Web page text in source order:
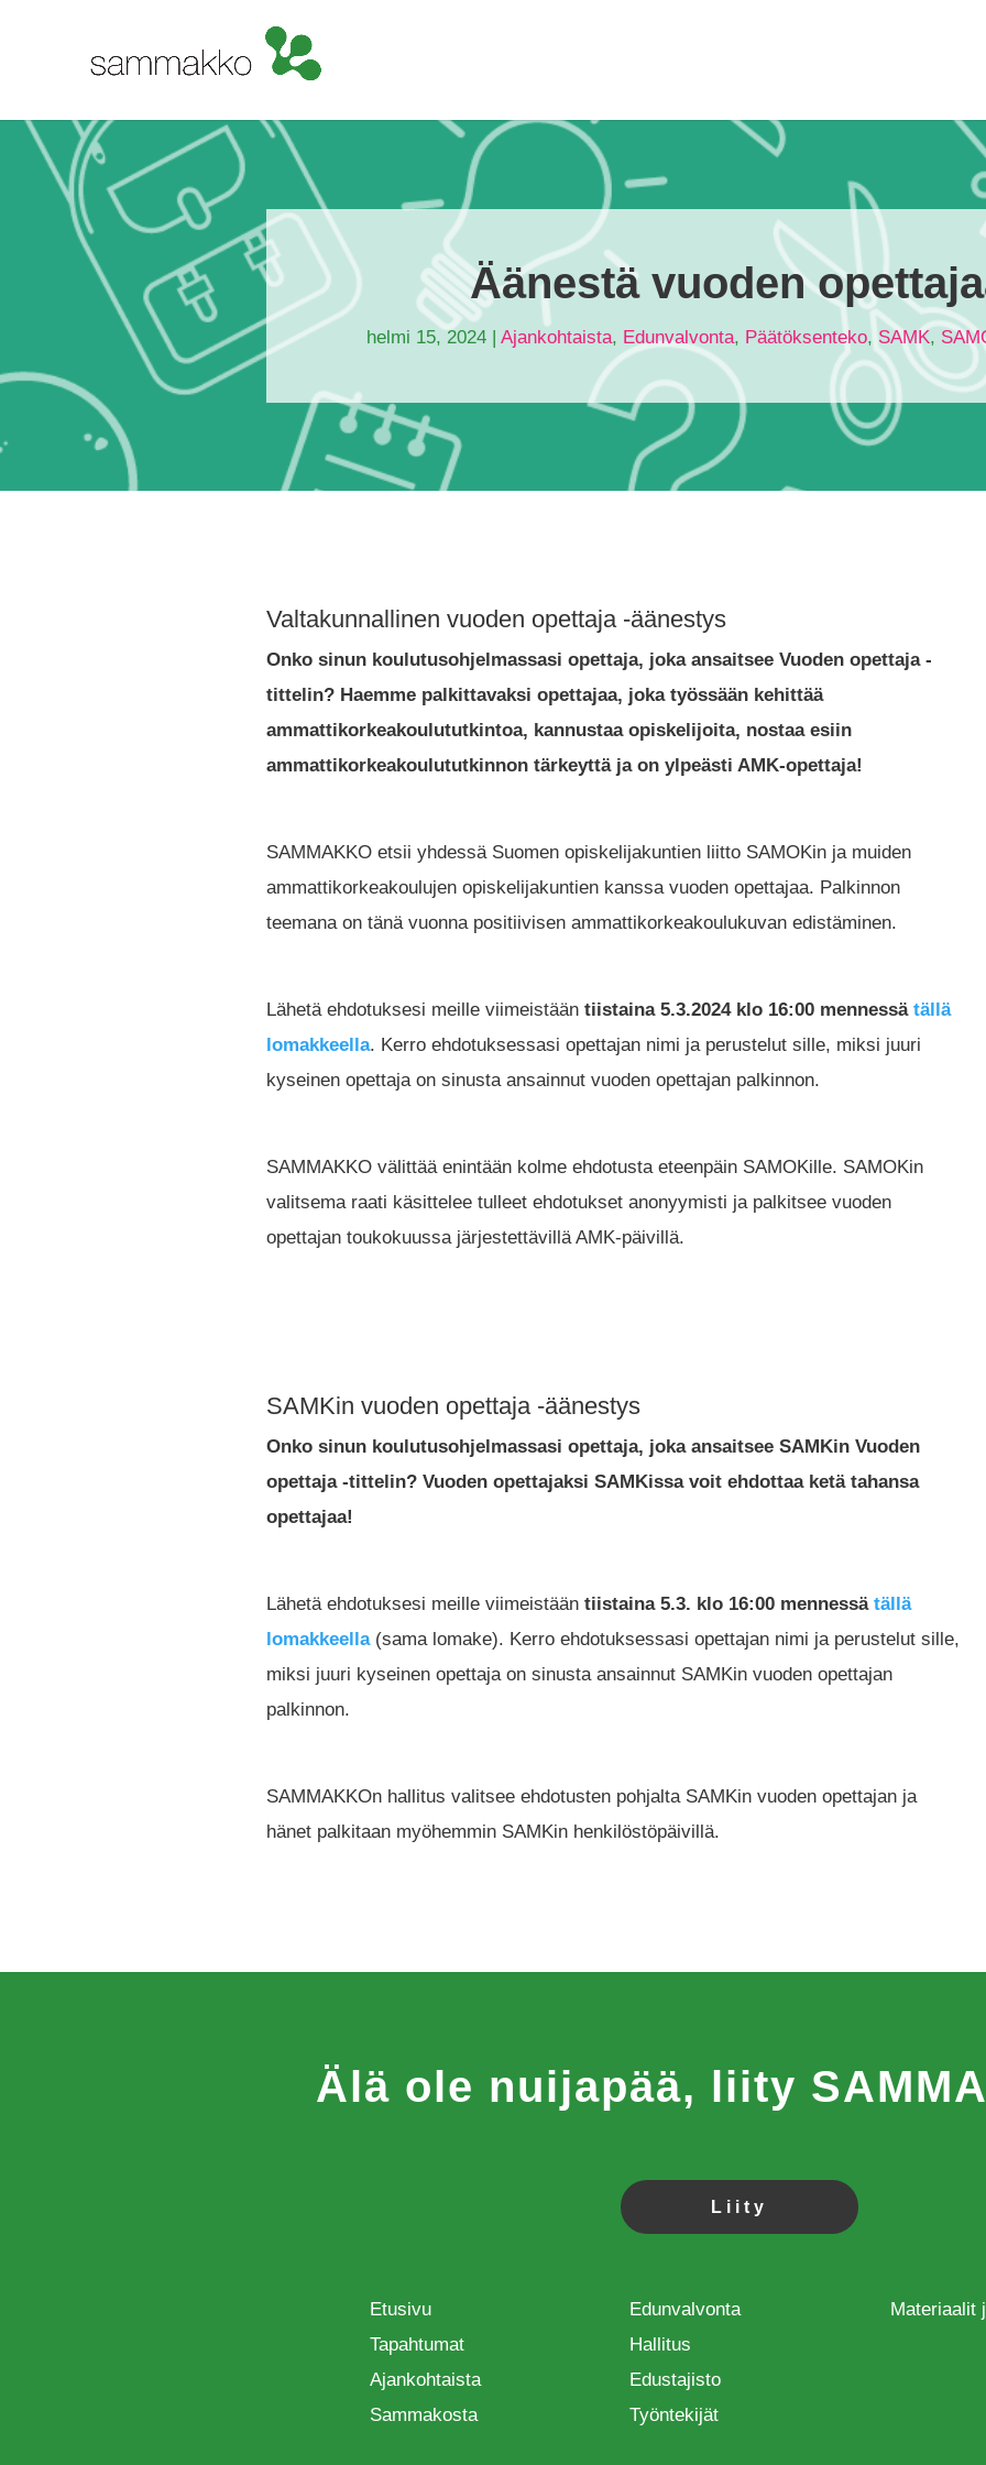
Äänestä vuoden
helmi 15, 2024| Ajankohtaista, Edunvalvonta, Päätöksenteko, SAMK,
Valtakunnallinen vuoden opettaja -äänestys
Onko sinun koulutusohjelmassasi opettaja, joka ansaitsee Vuoden opettaja -
tittelin? Haemme palkittavaksi opettajaa, joka työssään kehittää
ammattikorkeakoulututkintoa, kannustaa opiskelijoita, nostaa esiin
ammattikorkeakoulututkinnon tärkeyttä ja on ylpeästi AMK-opettaja!
SAMMAKKO etsii yhdessä Suomen opiskelijakuntien liitto SAMOKin ja muiden
ammattikorkeakoulujen opiskelijakuntien kanssa vuoden opettajaa. Palkinnon
teemana on tänä vuonna positiivisen ammattikorkeakoulukuvan edistäminen.
Lähetä ehdotuksesi meille viimeistään tiistaina 5.3.2024 klo 16:00 mennessä tällä
lomakkeella. Kerro ehdotuksessasi opettajan nimi ja perustelut sille, miksi juuri
kyseinen opettaja on sinusta ansainnut vuoden opettajan palkinnon.
SAMMAKKO välittää enintään kolme ehdotusta eteenpäin SAMOKille. SAMOKin
valitsema raati käsittelee tulleet ehdotukset anonyymisti ja palkitsee vuoden
opettajan toukokuussa järjestettävillä AMK-päivillä.
SAMKin vuoden opettaja -äänestys
Onko sinun koulutusohjelmassasi opettaja, joka ansaitsee SAMKin Vuoden
opettaja -tittelin? Vuoden opettajaksi SAMKissa voit ehdottaa ketä tahansa
opettajaa!
Lähetä ehdotuksesi meille viimeistääntiistaina 5.3. klo 16:00 mennessä tällä
lomakkeella (sama lomake). Kerro ehdotuksessasi opettajan nimi ja perustelut sille,
miksi juuri kyseinen opettaja on sinusta ansainnut SAMKin vuoden opettajan
palkinnon.
SAMMAKKOn hallitus valitsee ehdotusten pohjalta SAMKin vuoden opettajan ja
hänet palkitaan myöhemmin SAMKin henkilöstöpäivillä.
Älä ole nuijapää, liity
Liity
Etusivu
Tapahtumat
Ajankohtaista
Sammakosta
Edunvalvonta
Hallitus
Edustajisto
Työntekijät
Materiaalit